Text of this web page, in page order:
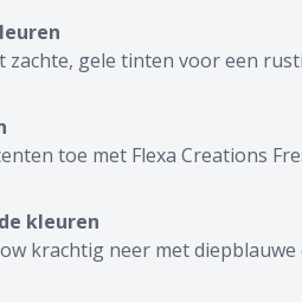
zachte, gele tinten voor een
toe met Flexa Creations
kleuren
krachtig neer met